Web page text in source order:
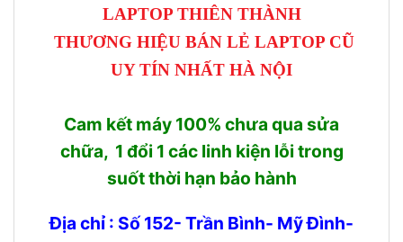
LAPTOP THIÊN THÀNH
THƯƠNG HIỆU BÁN LẺ LAPTOP CŨ
UY TÍN NHẤT HÀ NỘI
Cam kết máy 100% chưa qua sửa
chữa, 1 đổi 1 các linh kiện lỗi trong
suốt thời hạn bảo hành
Địa chỉ : Số 152- Trần Bình- Mỹ Đình-